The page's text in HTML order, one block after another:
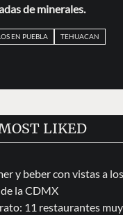
de minerales.
EN PUEBLA TEHUACAN
LIKED
y beber con vistas a
la CDMX
11 restaurantes